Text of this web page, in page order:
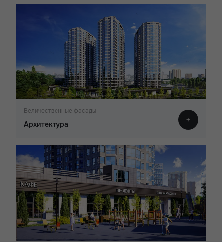
Величественные фасады
Архитектура